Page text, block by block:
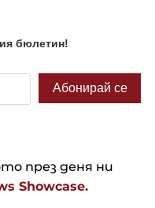
през деня ни
Showcase.